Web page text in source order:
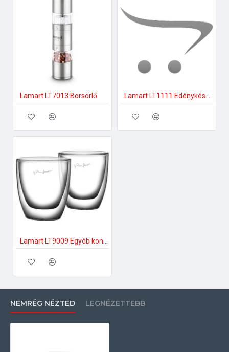
Lamart LT7013 Borsörlő
NEMRÉG NÉZTED LEGNÉZETTEBB